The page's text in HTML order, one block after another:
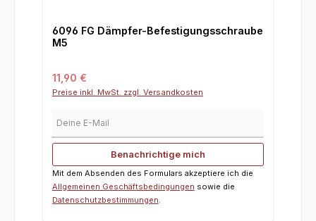
6096 FG Dämpfer-Befestigungsschraube
M5
Regulärer Preis:
11,90 €
Preise inkl. MwSt. zzgl. Versandkosten
Benachrichtige mich
Mit dem Absenden des Formulars akzeptiere ich die
Allgemeinen Geschäftsbedingungen sowie die
Datenschutzbestimmungen